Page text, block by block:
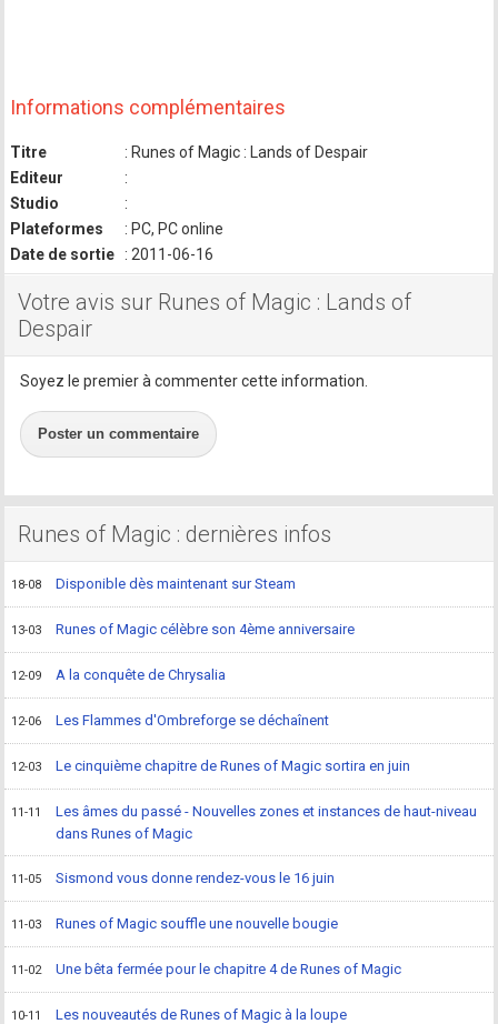
Informations complémentaires
Titre
: Runes of Magic : Lands of Despair
Editeur
:
Studio
:
Plateformes
: PC, PC online
Date de sortie
: 2011-06-16
Votre avis sur Runes of Magic : Lands of
Despair
Soyez le premier à commenter cette information.
Poster un commentaire
Runes of Magic : dernières infos
18-08 Disponible dès maintenant sur Steam
13-03 Runes of Magic célèbre son 4ème anniversaire
12-09 A la conquête de Chrysalia
12-06 Les Flammes d'Ombreforge se déchaînent
12-03 Le cinquième chapitre de Runes of Magic sortira en juin
11-11
Les âmes du passé - Nouvelles zones et instances de haut-niveau
dans Runes of Magic
11-05 Sismond vous donne rendez-vous le 16 juin
11-03 Runes of Magic souffle une nouvelle bougie
11-02 Une bêta fermée pour le chapitre 4 de Runes of Magic
10-11 Les nouveautés de Runes of Magic à la loupe